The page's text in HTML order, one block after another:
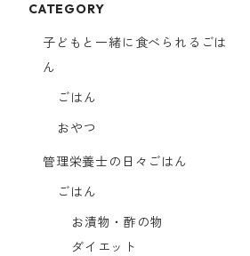
CATEGORY
子どもと一緒に食べられるごは
ん
ごはん
おやつ
管理栄養士の日々ごはん
ごはん
お漬物・酢の物
ダイエット